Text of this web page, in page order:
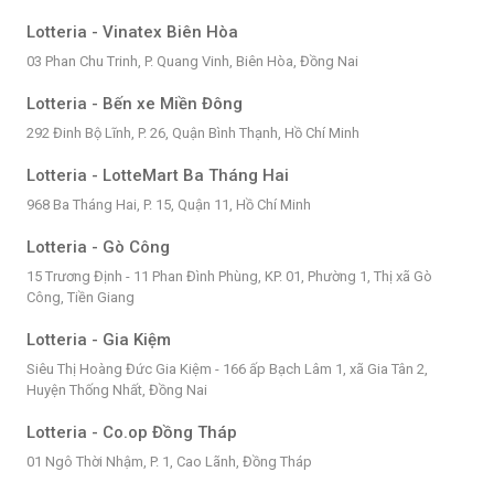
Lotteria - Vinatex Biên Hòa
03 Phan Chu Trinh, P. Quang Vinh, Biên Hòa, Đồng Nai
Lotteria - Bến xe Miền Đông
292 Đinh Bộ Lĩnh, P. 26, Quận Bình Thạnh, Hồ Chí Minh
Lotteria - LotteMart Ba Tháng Hai
968 Ba Tháng Hai, P. 15, Quận 11, Hồ Chí Minh
Lotteria - Gò Công
15 Trương Định - 11 Phan Đình Phùng, KP. 01, Phường 1, Thị xã Gò
Công, Tiền Giang
Lotteria - Gia Kiệm
Siêu Thị Hoàng Đức Gia Kiệm - 166 ấp Bạch Lâm 1, xã Gia Tân 2,
Huyện Thống Nhất, Đồng Nai
Lotteria - Co.op Đồng Tháp
01 Ngô Thời Nhậm, P. 1, Cao Lãnh, Đồng Tháp